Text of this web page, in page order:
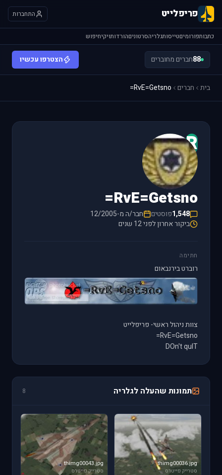
פריפלייט התחברות
כתבותפורומיםטייסותגלריהסרטוניםהורדותויקיחיפוש
88חברים מחוברים הצטרפו עכשיו
בית חברים RvE=Getsno=
R
RvE=Getsno=
1,548פוסטים
חבר/ה מ-12/2005
ביקור אחרון לפני 12 שנים
חתימה
רוברט בירנבאום
צוות ניהול ראשי- פריפלייט
RvE=Getsno=
DOn't quIT
תמונות שהעלה לגלריה 8
thimg00036.jpg
סטרייק פייטרס
thimg00043.jpg
סטרייק פייטרס